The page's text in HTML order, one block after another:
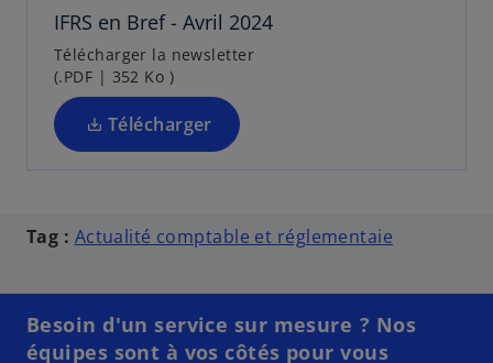
l
t
v
e
l
o
t
IFRS en Bref - Avril 2024
Télécharger la newsletter
(.PDF | 352 Ko )
Télécharger
n
s
u
n
n
e
o
n
g
Tag : Actualité comptable et réglementaie
Besoin d'un service sur mesure ? Nos
équipes sont à vos côtés pour vous
s